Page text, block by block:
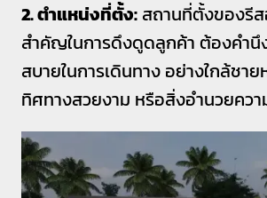
2. ตำแหน่งที่ตั้ง: สถานที่ตั้งของรี
สำคัญในการดึงดูดลูกค้า ต้องคำนึ
สบายในการเดินทาง อย่างใกล้ชา
ทิศทางสวยงาม หรือสิ่งอำนวยคว